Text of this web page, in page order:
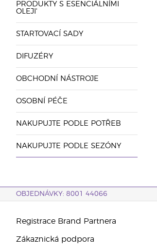
PRODUKTY S ESENCIÁLNÍMI
OLEJI'
STARTOVACÍ SADY
DIFUZÉRY
OBCHODNÍ NÁSTROJE
OSOBNÍ PÉČE
NAKUPUJTE PODLE POTŘEB
NAKUPUJTE PODLE SEZÓNY
OBJEDNÁVKY: 8001 44066
Registrace Brand Partnera
Zákaznická podpora